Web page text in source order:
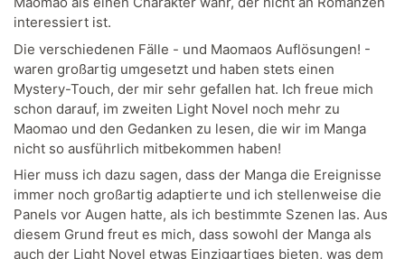
interessiert ist.
Die verschiedenen Fälle - und Maomaos Auflösungen! -
waren großartig umgesetzt und haben stets einen
Mystery-Touch, der mir sehr gefallen hat. Ich freue mich
schon darauf, im zweiten Light Novel noch mehr zu
Maomao und den Gedanken zu lesen, die wir im Manga
nicht so ausführlich mitbekommen haben!
Hier muss ich dazu sagen, dass der Manga die Ereignisse
immer noch großartig adaptierte und ich stellenweise die
Panels vor Augen hatte, als ich bestimmte Szenen las. Aus
diesem Grund freut es mich, dass sowohl der Manga als
auch der Light Novel etwas Einzigartiges bieten, was dem